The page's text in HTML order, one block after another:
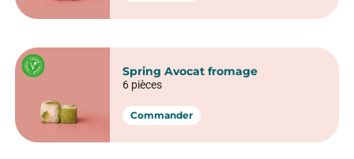
Spring Avocat fromage
6 pièces
Commander